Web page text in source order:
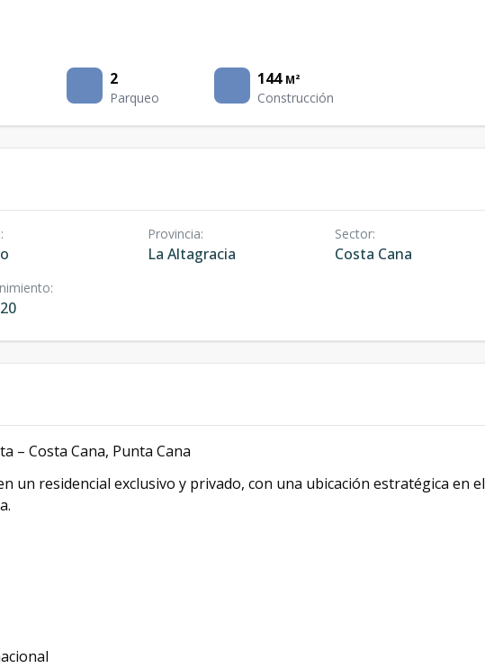
2
Parqueo
144 M²
Construcción
: Provincia:
La Altagracia
Sector:
Costa Cana
:
– Costa Cana, Punta Cana
un residencial exclusivo y privado, con una ubicación estratégica en el